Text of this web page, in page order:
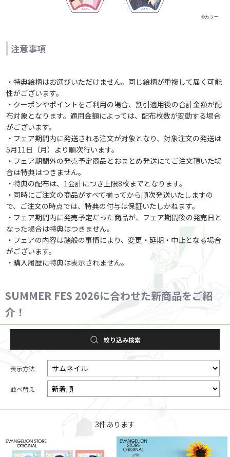
注意事項
・特典絵柄はお選びいただけません。同じ絵柄が重複して届く可能
性がございます。
・クーポンやポイントをご利用の場合、割引適用後の合計金額が配
布対象となります。適用金額によっては、配布枚数が変動する場合
がございます。
・フェア期間内に発送される注文が対象となり、対象注文の発送は
5月11日（月）より順次行います。
・フェア期間外の発売予定商品とおまとめ発送にてご注文頂いた場
合は特典はつきません。
・特典の配布は、1会計につき上限8枚までとなります。
・同時にご注文の商品がすべて揃ってから順次発送いたしますの
で、ご注文の時点では、特典の付与は保証いたしかねます。
・フェア期間内に発売予定だった商品が、フェア期間後の発売日と
なった場合は特典はつきません。
・フェアの内容は諸般の事情により、変更・延期・中止となる場合
がございます。
・購入履歴に特典は表示されません。
SUMMER FES 2026に合わせた新商品をご紹
介！
絞り込み検索
表示方法
並べ替え
3件あります